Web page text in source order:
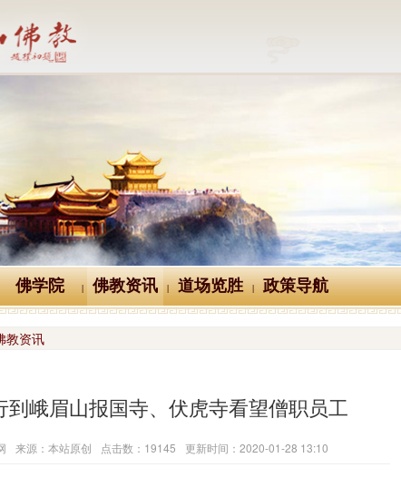
佛学院 | 佛教资讯 | 道场览胜 | 政策导航
教资讯
到峨眉山报国寺、伏虎寺看望僧职员工
来源：本站原创 点击数：19145 更新时间：2020-01-28 13:10